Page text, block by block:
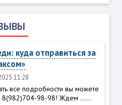
куда отправиться за
11:28
все подробности вы можете
8(982)704-98-98! Ждем ......